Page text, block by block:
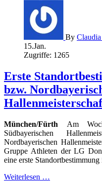
By
15.Jan.
Zugriffe: 1265
Erste
bzw.
München/Fürth Am
Südbayerischen
Nordbayerischen
Gruppe Athleten der LG
eine erste
Weiterlesen …